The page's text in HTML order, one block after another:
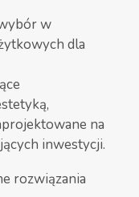
w
dla
na
inwestycji.
rozwiązania